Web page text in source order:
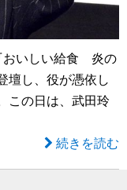
おいしい給食 炎の
壇し、役が憑依し
この日は、武田玲
続きを読む